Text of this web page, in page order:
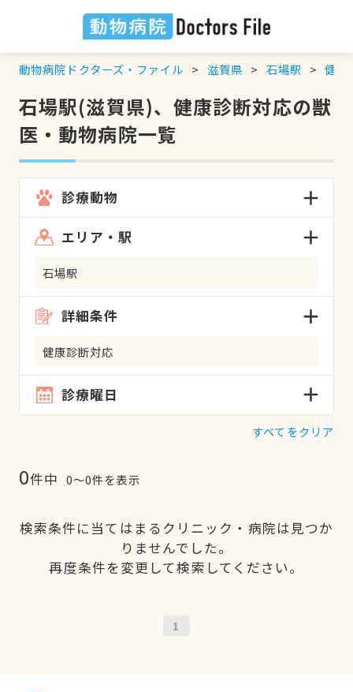
動物病院ドクターズ・ファイル 滋賀県 石場駅 健康
石場駅(滋賀県)、健康診断対応の獣
医・動物病院一覧
診療動物
エリア・駅
石場駅
詳細条件
健康診断対応
診療曜日
すべてをクリア
0件中 0〜0件を表示
検索条件に当てはまるクリニック・病院は見つか
りませんでした。
再度条件を変更して検索してください。
1